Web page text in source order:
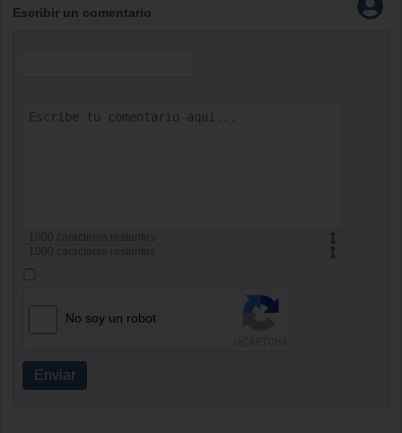
Escribir un comentario
caracteres restantes
caracteres restantes
No soy un robot
Enviar